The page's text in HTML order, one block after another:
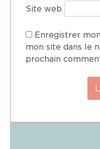
Site web
Enregistrer
mon site dans le
prochain